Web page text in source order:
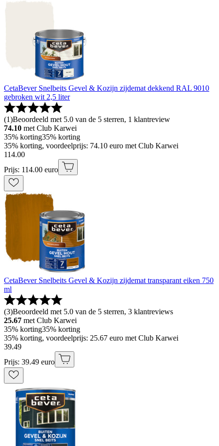
CetaBever Snelbeits Gevel & Kozijn zijdemat dekkend RAL 9010
gebroken wit 2,5 liter
(1)Beoordeeld met 5.0 van de 5 sterren, 1 klantreview
74.10 met Club Karwei
35% korting35% korting
35% korting, voordeelprijs: 74.10 euro met Club Karwei
114.00
Prijs: 114.00 euro
CetaBever Snelbeits Gevel & Kozijn zijdemat transparant eiken 750
ml
(3)Beoordeeld met 5.0 van de 5 sterren, 3 klantreviews
25.67 met Club Karwei
35% korting35% korting
35% korting, voordeelprijs: 25.67 euro met Club Karwei
39.49
Prijs: 39.49 euro